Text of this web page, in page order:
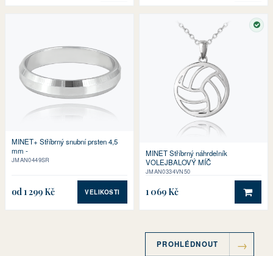
MINET+ Stříbrný snubní prsten 4,5
mm -
JMAN0449SR
od 1 299 Kč VELIKOSTI
MINET Stříbrný náhrdelník
VOLEJBALOVÝ MÍČ
JMAN0334VN50
1 069 Kč DO
PROHLÉDNOUT